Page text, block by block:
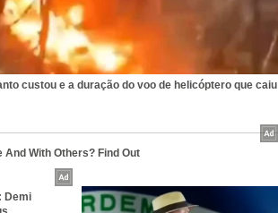
custou e a duração do voo de helicóptero que caiu
And With Others? Find Out
Demi